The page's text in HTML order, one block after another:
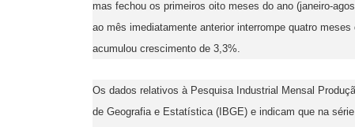
mas fechou os primeiros oito meses do ano (janeiro-
ao mês imediatamente anterior interrompe quatro
acumulou crescimento de 3,3%.
Os dados relativos à Pesquisa Industrial Mensal
de Geografia e Estatística (IBGE) e indicam que na